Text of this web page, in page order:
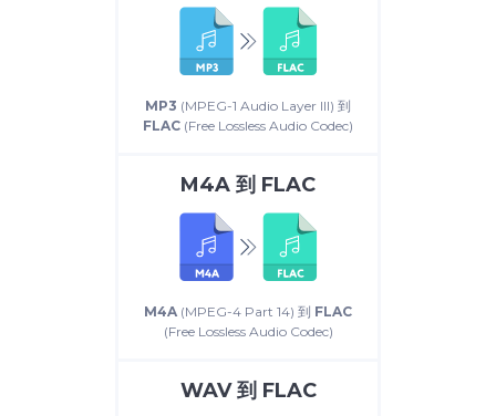
MP3 (MPEG-1 Audio Layer III) 到
FLAC (Free Lossless Audio Codec)
M4A 到 FLAC
M4A (MPEG-4 Part 14) 到 FLAC
(Free Lossless Audio Codec)
WAV到 FLAC